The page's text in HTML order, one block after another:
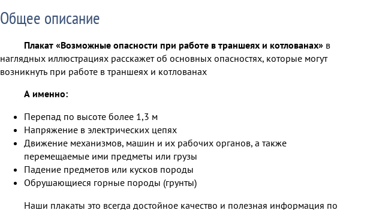
Общее описание
Плакат «Возможные опасности при работе в траншеях и котлованах» в
наглядных иллюстрациях расскажет об основных опасностях, которые могут
возникнуть при работе в траншеях и котлованах
А именно:
Перепад по высоте более 1,3 м
Напряжение в электрических цепях
Движение механизмов, машин и их рабочих органов, а также
перемещаемые ими предметы или грузы
Падение предметов или кусков породы
Обрушающиеся горные породы (грунты)
Наши плакаты это всегда достойное качество и полезная информация по